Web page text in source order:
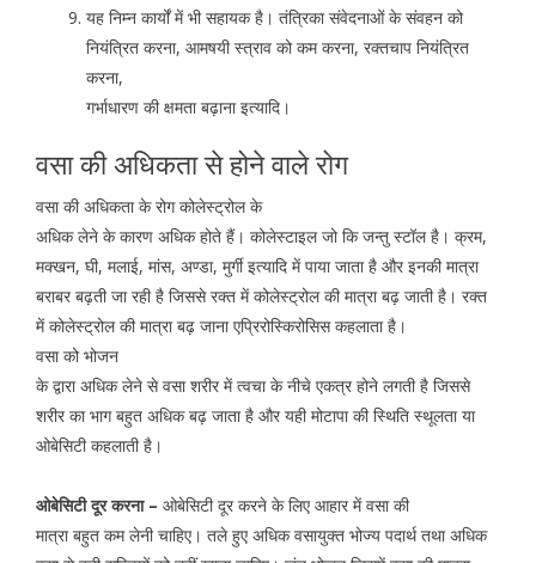
यह निम्न कार्यों में भी सहायक है। तंत्रिका संवेदनाओं के संवहन को
नियंत्रित करना, आमषयी स्त्राव को कम करना, रक्तचाप नियंत्रित
करना,
गर्भाधारण की क्षमता बढ़ाना इत्यादि।
वसा की अधिकता से होने वाले रोग
वसा की अधिकता के रोग कोलेस्ट्रोल के
अधिक लेने के कारण अधिक होते हैं। कोलेस्टाइल जो कि जन्तु स्टॉल है। क्रम,
मक्खन, घी, मलाई, मांस, अण्डा, मुर्गी इत्यादि में पाया जाता है और इनकी मात्रा
बराबर बढ़ती जा रही है जिससे रक्त में कोलेस्ट्रोल की मात्रा बढ़ जाती है। रक्त
में कोलेस्ट्रोल की मात्रा बढ़ जाना एप्रिरोस्किरोसिस कहलाता है।
वसा को भोजन
के द्वारा अधिक लेने से वसा शरीर में त्वचा के नीचे एकत्र होने लगती है जिससे
शरीर का भाग बहुत अधिक बढ़ जाता है और यही मोटापा की स्थिति स्थूलता या
ओबेसिटी कहलाती है।
ओबेसिटी दूर करना – ओबेसिटी दूर करने के लिए आहार में वसा की
मात्रा बहुत कम लेनी चाहिए। तले हुए अधिक वसायुक्त भोज्य पदार्थ तथा अधिक